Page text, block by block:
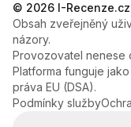
© 2026 I-
Obsah zveřejněný
názory.
Provozovatel nenese
Platforma funguje
práva EU (DSA).
Podmínky služby